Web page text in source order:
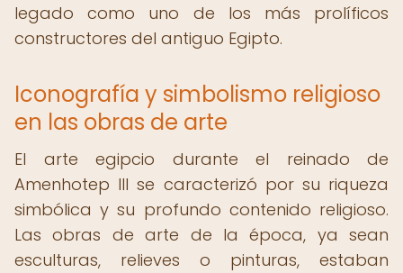
legado como uno de los más prolíficos
constructores del antiguo Egipto.
Iconografía y simbolismo religioso
en las obras de arte
El arte egipcio durante el reinado de
Amenhotep III se caracterizó por su riqueza
simbólica y su profundo contenido religioso.
Las obras de arte de la época, ya sean
esculturas, relieves o pinturas, estaban